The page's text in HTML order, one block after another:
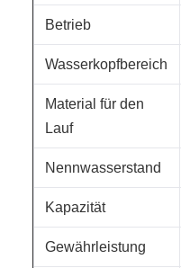
Betrieb
Wasserkopfbereich
Material für den
Lauf
Nennwasserstand
Kapazität
Gewährleistung